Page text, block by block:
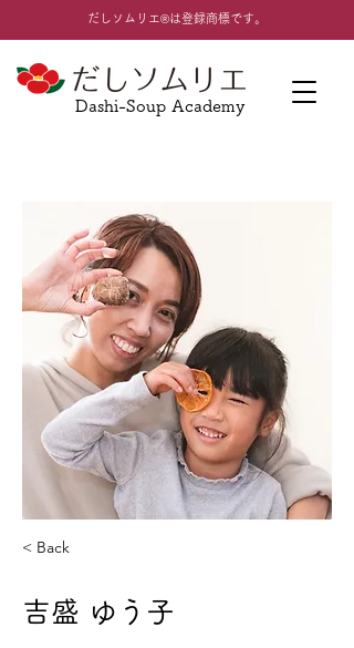
​だしソムリエ®は登録商標です。
Dashi-Soup Academy
< Back
吉盛 ゆう子